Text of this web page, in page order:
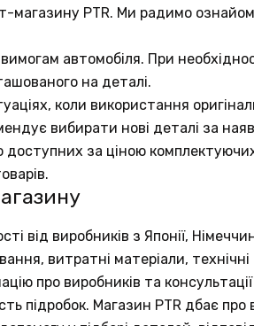
магазину PTR. Ми радимо
автомобіля. При
на деталі.
коли використання
вибирати нові деталі за
за ціною
від виробників з Японії,
витратні матеріали,
про виробників та
підробок. Магазин PTR дбає